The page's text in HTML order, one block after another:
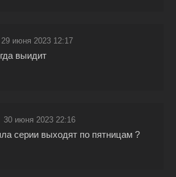
29 июня 2023 12:17
выидит
30 июня 2023 22:16
серии выходят по пятницам ?